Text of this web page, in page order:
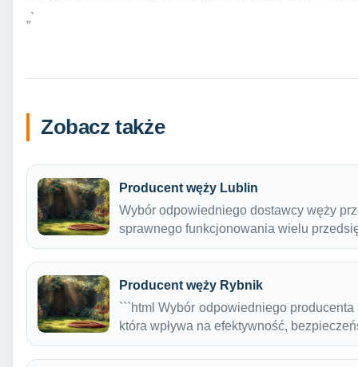
„`
Zobacz także
Producent węży Lublin
Wybór odpowiedniego dostawcy węży
sprawnego funkcjonowania wielu
Producent węży Rybnik
```html Wybór odpowiedniego
która wpływa na efektywność,